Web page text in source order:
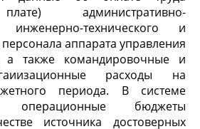
административно-
инженерно-технического и
аппарата управления
также командировочные и
расходы на
периода. В системе
операционные бюджеты
источника достоверных